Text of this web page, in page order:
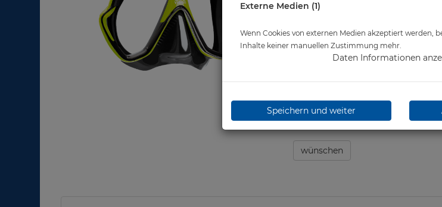
Herstellerpreis: 69,95 €
ab 69,95 €*
wünschen
Externe Medien (1)
Wenn Cookies von externen Medien akzeptiert werden,
Inhalte keiner manuellen Zustimmung mehr.
Daten Informationen
Speichern und weiter